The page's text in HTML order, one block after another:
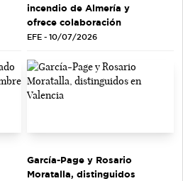
incendio de Almería y
ofrece colaboración
EFE - 10/07/2026
García-Page y Rosario
Moratalla, distinguidos